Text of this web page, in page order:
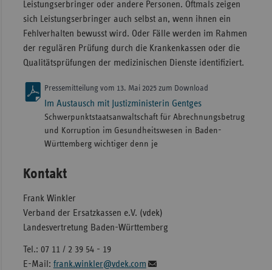
Leistungserbringer oder andere Personen. Oftmals zeigen
sich Leistungserbringer auch selbst an, wenn ihnen ein
Fehlverhalten bewusst wird. Oder Fälle werden im Rahmen
der regulären Prüfung durch die Krankenkassen oder die
Qualitätsprüfungen der medizinischen Dienste identifiziert.
Pressemitteilung vom 13. Mai 2025 zum Download
Im Austausch mit Justizministerin Gentges
Schwerpunktstaatsanwaltschaft für Abrechnungsbetrug
und Korruption im Gesundheitswesen in Baden-
Württemberg wichtiger denn je
Kontakt
Frank Winkler
Verband der Ersatzkassen e.V. (vdek)
Landesvertretung Baden-Württemberg
Tel.: 07 11 / 2 39 54 - 19
E-Mail: frank.winkler@vdek.com